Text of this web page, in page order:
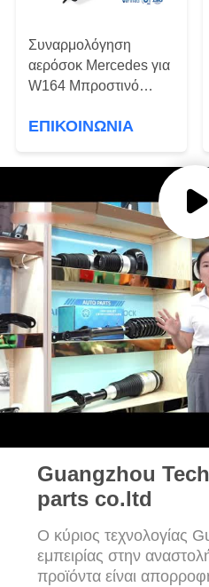
ΝΈΑ
ΜΙΑ
ΠΡΟΣΦΟΡΆ
ΧΆΡΤΗΣ
ΙΣΤΌΤΟΠΟΥ
ΜΥΣΤΙΚΌΤΗΤΑ
ΠΟΛΙΤΙΚΉ
Συναρμολόγηση
αερόσοκ Mercedes για
W164 Μπροστινό
1643205913
ΕΠΙΚΟΙΝΩΝΊΑ
Guangzhou
parts co.ltd
Ο κύριος τεχνολογίας
εμπειρίας στην
προϊόντα είναι